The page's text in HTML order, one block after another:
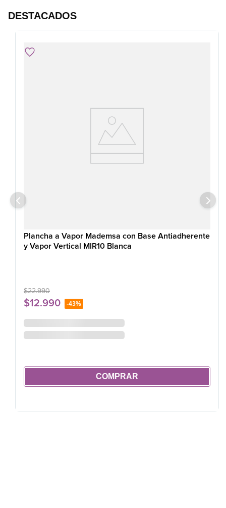
DESTACADOS
Plancha a Vapor Mademsa con Base Antiadherente
y Vapor Vertical MIR10 Blanca
$22.990
$12.990 -43%
COMPRAR